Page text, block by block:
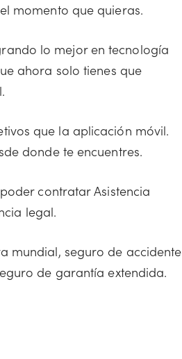
momento que quieras.
lo mejor en tecnología
ahora solo tienes que
que la aplicación móvil.
donde te encuentres.
contratar Asistencia
legal.
mundial, seguro de accidente
de garantía extendida.